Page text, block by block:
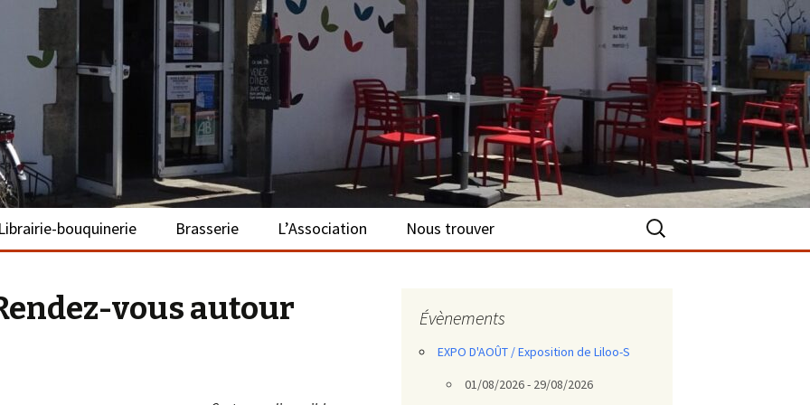
La Turballe
Librairie-bouquinerie
Brasserie
L’Association
Adhérer
Nous trouver Rechercher :
vous autour
Évènements
EXPO D'AOÛT / Exposition de Liloo-S
01/08/2026 - 29/08/2026